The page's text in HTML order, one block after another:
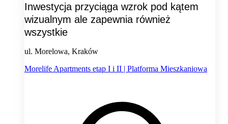
Inwestycja przyciąga wzrok pod kątem
wizualnym ale zapewnia również
wszystkie
ul. Morelowa, Kraków
Morelife Apartments etap I i II | Platforma Mieszkaniowa